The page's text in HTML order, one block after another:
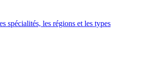
spécialités, les régions et les types